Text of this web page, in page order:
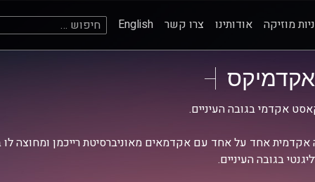
מוזיקה אודותינו צרו קשר English חיפוש:
אקדמיקס
אקדמי בגובה העיניים.
אקדמית אחד על אחד עם אקדמאים מאוניברסיטת רייכמן ומחוצה לו
בגובה העיניים.